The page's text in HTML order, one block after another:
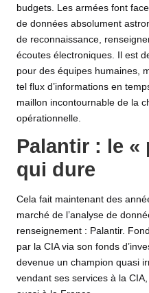
budgets. Les armées font
de données absolument
de reconnaissance,
écoutes électroniques. Il est
pour des équipes humaines,
tel flux d’informations en
maillon incontournable de la
opérationnelle.
Palantir : le «
qui dure
Cela fait maintenant des
marché de l’analyse de
renseignement : Palantir.
par la CIA via son fonds
devenue un champion quasi
vendant ses services à la